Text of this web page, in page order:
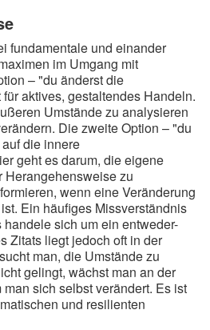
fundamentale und einander
im Umgang mit
– "du änderst die
aktives, gestaltendes Handeln.
Umstände zu analysieren
Die zweite Option – "du
die innere
geht es darum, die eigene
Herangehensweise zu
wenn eine Veränderung
Ein häufiges Missverständnis
sich um ein entweder-
Zitats liegt jedoch oft in der
man, die Umstände zu
gelingt, wächst man an der
sich selbst verändert. Es ist
und resilienten